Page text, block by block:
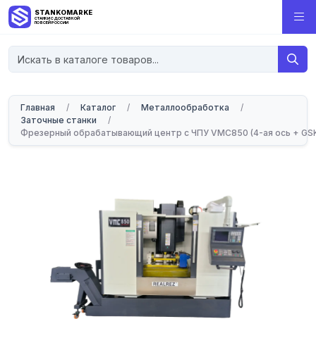
STANKOMARKET
СТАНКИ С ДОСТАВКОЙ
ПО ВСЕЙ РОССИИ
Главная / Каталог / Металлообработка
/
Заточные станки
/
Фрезерный обрабатывающий центр с ЧПУ VMC850 (4-ая ось +